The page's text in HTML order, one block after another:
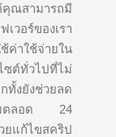
คุณสามารถมี
วอร์ของเรา
ค่าใช้จ่ายใน
ซต์ทั่วไปที่ไม่
ทั้งยังช่วยลด
บบตลอด 24
ยแก้ไขสคริป